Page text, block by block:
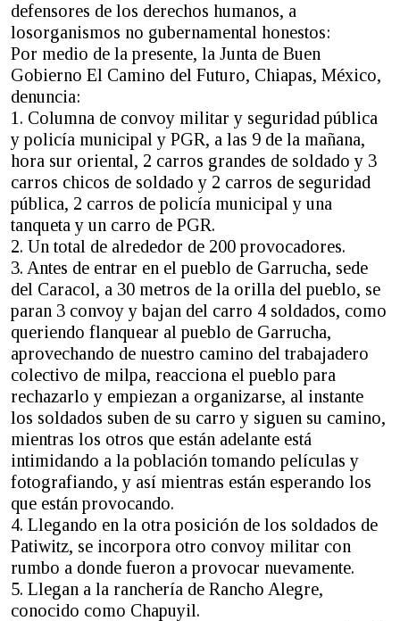
defensores de los derechos humanos, a
losorganismos no gubernamental honestos:
Por medio de la presente, la Junta de Buen
Gobierno El Camino del Futuro, Chiapas, México,
denuncia:
1. Columna de convoy militar y seguridad pública
y policía municipal y PGR, a las 9 de la mañana,
hora sur oriental, 2 carros grandes de soldado y 3
carros chicos de soldado y 2 carros de seguridad
pública, 2 carros de policía municipal y una
tanqueta y un carro de PGR.
2. Un total de alrededor de 200 provocadores.
3. Antes de entrar en el pueblo de Garrucha, sede
del Caracol, a 30 metros de la orilla del pueblo, se
paran 3 convoy y bajan del carro 4 soldados, como
queriendo flanquear al pueblo de Garrucha,
aprovechando de nuestro camino del trabajadero
colectivo de milpa, reacciona el pueblo para
rechazarlo y empiezan a organizarse, al instante
los soldados suben de su carro y siguen su camino,
mientras los otros que están adelante está
intimidando a la población tomando películas y
fotografiando, y así mientras están esperando los
que están provocando.
4. Llegando en la otra posición de los soldados de
Patiwitz, se incorpora otro convoy militar con
rumbo a donde fueron a provocar nuevamente.
5. Llegan a la ranchería de Rancho Alegre,
conocido como Chapuyil.